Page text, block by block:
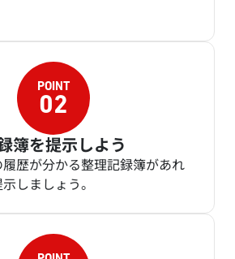
簿を提示しよう
歴が分かる整理記録簿があれ
しましょう。